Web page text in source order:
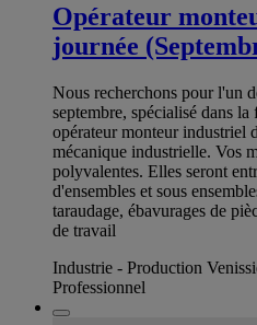
Opérateur
journée
Nous recherchons pour l'un
septembre, spécialisé dans
opérateur monteur industriel
mécanique industrielle. Vos
polyvalentes. Elles seront
d'ensembles et sous
taraudage, ébavurages de
de travail
Industrie - Production
Professionnel